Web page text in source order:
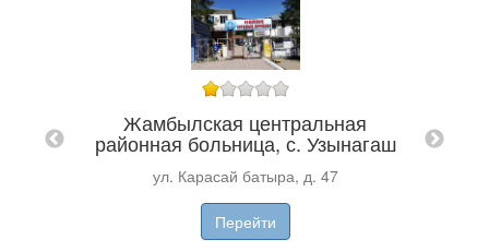
Жамбылская центральная
районная больница, с. Узынагаш
ул. Карасай батыра, д. 47
Перейти